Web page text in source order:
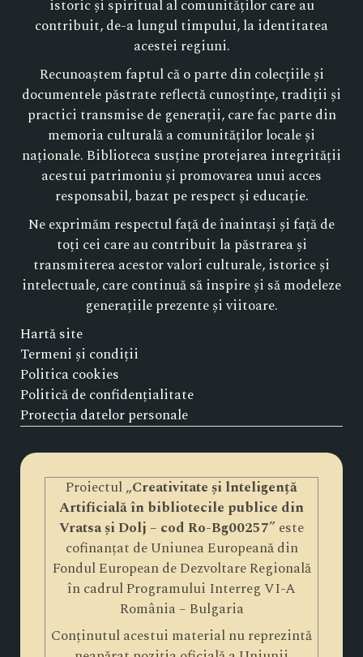
istoric și spiritual al comunităților care au
contribuit, de-a lungul timpului, la identitatea
acestei regiuni.
Recunoaștem faptul că o parte din colecțiile și
documentele păstrate reflectă cunoștințe, tradiții și
practici transmise de generații, care fac parte din
memoria culturală a comunităților locale și
naționale. Biblioteca susține protejarea integrității
acestui patrimoniu și promovarea unui acces
responsabil, bazat pe respect și educație.
Ne exprimăm respectul față de înaintași și față de
toți cei care au contribuit la păstrarea și
transmiterea acestor valori culturale, istorice și
intelectuale, care continuă să inspire și să modeleze
generațiile prezente și viitoare.
Hartă site
Termeni și condiții
Politica cookies
Politică de confidențialitate
Protecția datelor personale
Proiectul „Creativitate și lnteligență
Artificială în bibliotecile publice din
Vratsa și Dolj – cod Ro-Bg00257” este
cofinanțat de Uniunea Europeană din
Fondul European de Dezvoltare Regională
în cadrul Programului Interreg VI-A
România – Bulgaria
Conținutul acestui material nu reprezintă